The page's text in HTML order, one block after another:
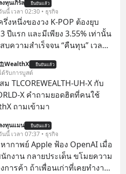
งทุนเกิร์ล ยืนยันแล้ว
นนี้ เวลา 02:30 • ธุรกิจ
รึ่งหนึ่งของวง K-POP ต้องยุบ
ปีแรก และมีเพียง 3.55% เท่านั้น
บความสำเร็จจน “คืนทุน” เวลา
พความสำเร็จที่หรูหรา คอนเสิร์ต
หญ่ระดับสเตเดียม และยอดขา
ถล่มทลายจากวงตัวท็อปอย่าง
หรือ SEVENTEEN
WealthX ยืนยันแล้ว
ด้รับการบูสต์
ม TLCOREWEALTH-UH-X กับ
X คำถามยอดฮิตที่คนใช้
ถามเข้ามา
งทุนแมน ยืนยันแล้ว
นนี้ เวลา 07:37 • ธุรกิจ
ากาพย์ Apple ฟ้อง OpenAI เมื่อ
กงาน กลายประเด็น ขโมยความ
การค้า ถ้าเพื่อนเก่าที่เคยทำงาน